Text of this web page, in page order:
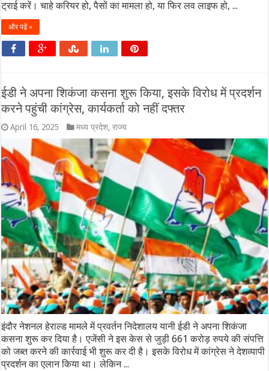
ट्राई करें। चाहे करियर हो, पैसों का मामला हो, या फिर लव लाइफ हो, ...
और पढ़ें »
ईडी ने अपना शिकंजा कसना शुरू किया, इसके विरोध में प्रदर्शन
करने पहुंची कांग्रेस, कार्यकर्ता को नहीं दफ्तर
April 16, 2025 मध्य प्रदेश,राज्य
इंदौर नेशनल हेराल्ड मामले में प्रवर्तन निदेशालय यानी ईडी ने अपना शिकंजा
कसना शुरू कर दिया है। एजेंसी ने इस केस से जुड़ी 661 करोड़ रुपये की संपत्ति
को जब्त करने की कार्रवाई भी शुरू कर दी है। इसके विरोध में कांग्रेस ने देशव्यापी
प्रदर्शन का एलान किया था। लेकिन ...